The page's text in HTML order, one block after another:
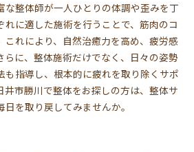
な整体師が一人ひとりの体調や歪みを丁
れに適した施術を行うことで、筋肉のコ
これにより、自然治癒力を高め、疲労感
らに、整体施術だけでなく、日々の姿勢
も指導し、根本的に疲れを取り除くサポ
井市勝川で整体をお探しの方は、整体サ
を取り戻してみませんか。